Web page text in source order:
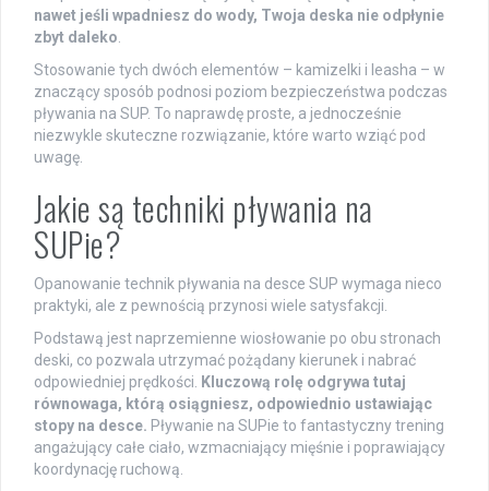
nawet jeśli wpadniesz do wody, Twoja deska nie odpłynie
zbyt daleko
Stosowanie tych dwóch elementów – kamizelki i leasha – w
znaczący sposób podnosi poziom bezpieczeństwa podczas
pływania na SUP. To naprawdę proste, a jednocześnie
niezwykle skuteczne rozwiązanie, które warto wziąć pod
uwagę.
Jakie są techniki pływania na
SUPie?
Opanowanie technik pływania na desce SUP wymaga nieco
praktyki, ale z pewnością przynosi wiele satysfakcji.
Podstawą jest naprzemienne wiosłowanie po obu stronach
deski, co pozwala utrzymać pożądany kierunek i nabrać
odpowiedniej prędkości.
Kluczową rolę odgrywa tutaj
równowaga, którą osiągniesz, odpowiednio ustawiając
stopy na desce. Pływanie na SUPie to fantastyczny trening
angażujący całe ciało, wzmacniający mięśnie i poprawiający
koordynację ruchową.